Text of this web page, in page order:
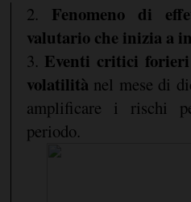
2.
Fenomeno di
valutario che inizia a
3. Eventi critici
volatilità nel mese di
amplificare i rischi
periodo.